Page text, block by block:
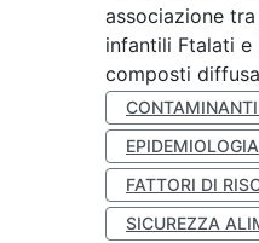
associazione
infantili Ftalati e
composti
EPIDEMIOLOGIA
FATTORI DI
SICUREZZA